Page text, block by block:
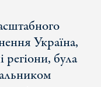
Україна,
регіони, була